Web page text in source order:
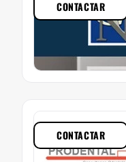
CONTACTAR
CONTACTAR